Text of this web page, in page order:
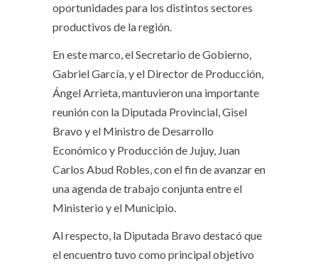
oportunidades para los distintos sectores
productivos de la región.
En este marco, el Secretario de Gobierno,
Gabriel García, y el Director de Producción,
Ángel Arrieta, mantuvieron una importante
reunión con la Diputada Provincial, Gisel
Bravo y el Ministro de Desarrollo
Económico y Producción de Jujuy, Juan
Carlos Abud Robles, con el fin de avanzar en
una agenda de trabajo conjunta entre el
Ministerio y el Municipio.
Al respecto, la Diputada Bravo destacó que
el encuentro tuvo como principal objetivo